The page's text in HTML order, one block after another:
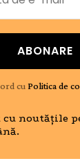
ABONARE
cu Politica de
noutățile